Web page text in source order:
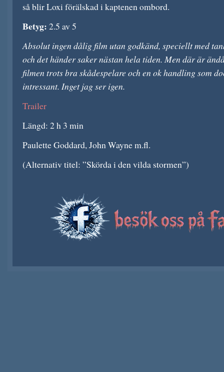
så blir Loxi förälskad i kaptenen ombord.
Betyg: 2.5 av 5
Absolut ingen dålig film utan godkänd, speciellt med
och det händer saker nästan hela tiden. Men där är
filmen trots bra skådespelare och en ok handling som
intressant. Inget jag ser igen.
Trailer
Längd: 2 h 3 min
Paulette Goddard, John Wayne m.fl.
(Alternativ titel: ”Skörda i den vilda stormen”)